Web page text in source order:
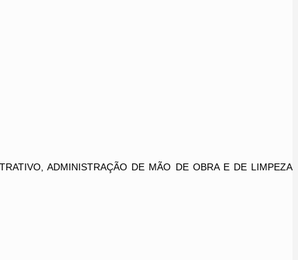
ADMINISTRAÇÃO DE MÃO DE OBRA E DE LIMPEZA